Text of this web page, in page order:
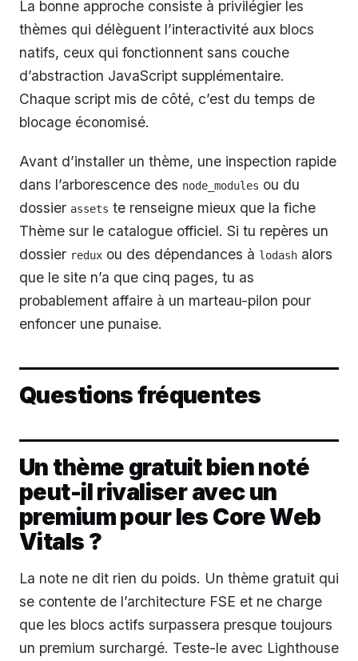
La bonne approche consiste à privilégier les
thèmes qui délèguent l’interactivité aux blocs
natifs, ceux qui fonctionnent sans couche
d’abstraction JavaScript supplémentaire.
Chaque script mis de côté, c’est du temps de
blocage économisé.
Avant d’installer un thème, une inspection rapide
dans l’arborescence des node_modules ou du
dossier assets te renseigne mieux que la fiche
Thème sur le catalogue officiel. Si tu repères un
dossier redux ou des dépendances à lodash alors
que le site n’a que cinq pages, tu as
probablement affaire à un marteau-pilon pour
enfoncer une punaise.
Questions fréquentes
Un thème gratuit bien noté
peut-il rivaliser avec un
premium pour les Core Web
Vitals ?
La note ne dit rien du poids. Un thème gratuit qui
se contente de l’architecture FSE et ne charge
que les blocs actifs surpassera presque toujours
un premium surchargé. Teste-le avec Lighthouse